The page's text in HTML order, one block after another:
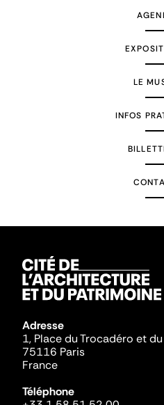
LE
INFOS
Adresse
1, Place du Trocadéro et
75116 Paris
France
Téléphone